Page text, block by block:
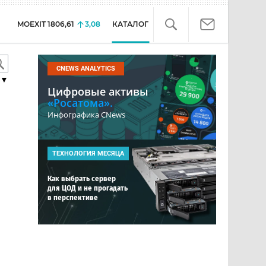
MOEXIT 1806,61 3,08 КАТАЛОГ
CNEWS ANALYTICS
Цифровые активы
«Росатома».
Инфографика CNews
ТЕХНОЛОГИЯ МЕСЯЦА
Как выбрать сервер
для ЦОД и не прогадать
в перспективе